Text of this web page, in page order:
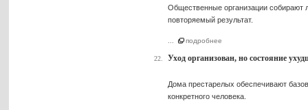
Общественные организации собирают
повторяемый результат.
подробнее
22. Уход организован, но состояние
Дома престарелых обеспечивают
конкретного человека.